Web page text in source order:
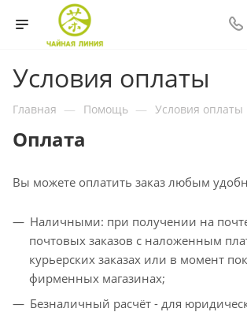
Условия оплаты
Главная — Помощь — Условия оплаты
Оплата
Вы можете оплатить заказ любым
Наличными: при получении на
почтовых заказов с наложенным
курьерских заказах или в момент
фирменных магазинах;
Безналичный расчёт - для